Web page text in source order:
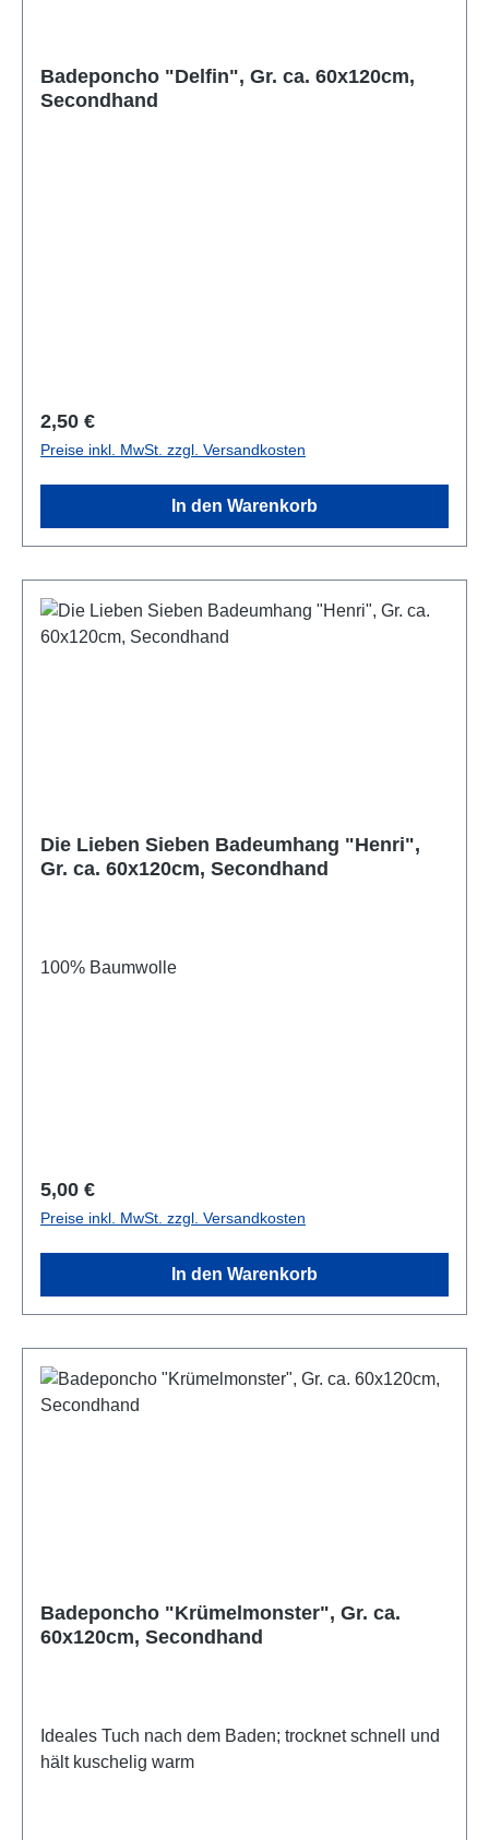
Badeponcho "Delfin", Gr. ca. 60x120cm,
Secondhand
Regulärer Preis:
2,50 €
Preise inkl. MwSt. zzgl. Versandkosten
In den Warenkorb
Die Lieben Sieben Badeumhang "Henri",
Gr. ca. 60x120cm, Secondhand
100% Baumwolle
Regulärer Preis:
5,00 €
Preise inkl. MwSt. zzgl. Versandkosten
In den Warenkorb
Badeponcho "Krümelmonster", Gr. ca.
60x120cm, Secondhand
Ideales Tuch nach dem Baden; trocknet schnell und
hält kuschelig warm